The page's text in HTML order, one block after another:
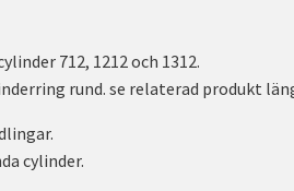
712, 1212 och 1312.
rund. se relaterad produkt
cylinder.